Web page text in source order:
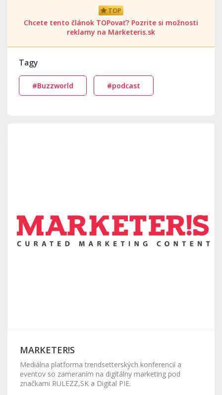
TOP
Chcete tento článok TOPovať? Pozrite si možnosti
reklamy na Marketeris.sk
Tagy
#Buzzworld #podcast
MARKETER!S
Mediálna platforma trendsetterských konferencií a
eventov so zameraním na digitálny marketing pod
značkami RULEZZ,SK a Digital PIE.